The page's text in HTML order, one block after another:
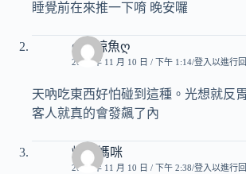
睡覺前在來推一下唷 晚安囉
ღ小鯨魚ღ
2010 年 11 月 10 日 / 下午 1:14 登入以進行
天吶吃東西好怕碰到這種。光想就反
客人就真的會發飆了內
煒奇媽咪
2010 年 11 月 10 日 / 下午 2:38 登入以進行